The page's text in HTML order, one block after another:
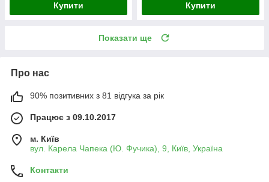
Купити Купити
Показати ще
Про нас
90% позитивних з 81 відгука за рік
Працює з 09.10.2017
м. Київ
вул. Карела Чапека (Ю. Фучика), 9, Київ, Україна
Контакти